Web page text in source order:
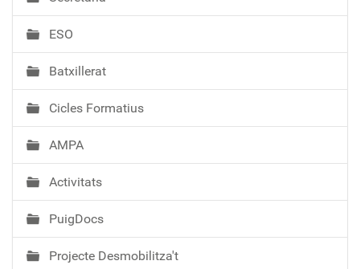
a
c
ó
ESO
Batxillerat
Cicles Formatius
AMPA
Activitats
PuigDocs
Projecte Desmobilitza't